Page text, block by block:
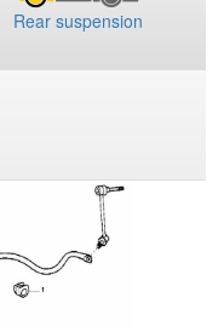
Rear suspension